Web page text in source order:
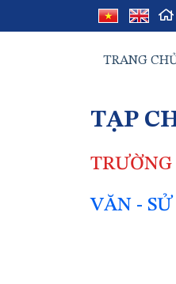
TRANG
TẠP
VĂN -